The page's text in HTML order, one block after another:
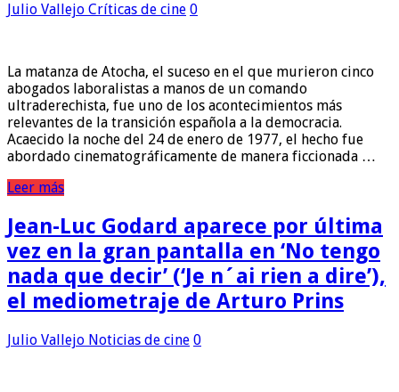
Julio Vallejo Críticas de cine 0
La matanza de Atocha, el suceso en el que murieron cinco
abogados laboralistas a manos de un comando
ultraderechista, fue uno de los acontecimientos más
relevantes de la transición española a la democracia.
Acaecido la noche del 24 de enero de 1977, el hecho fue
abordado cinematográficamente de manera ficcionada …
Leer más
Jean-Luc Godard aparece por última
vez en la gran pantalla en ‘No tengo
nada que decir’ (‘Je n´ai rien a dire’),
el mediometraje de Arturo Prins
Julio Vallejo Noticias de cine 0